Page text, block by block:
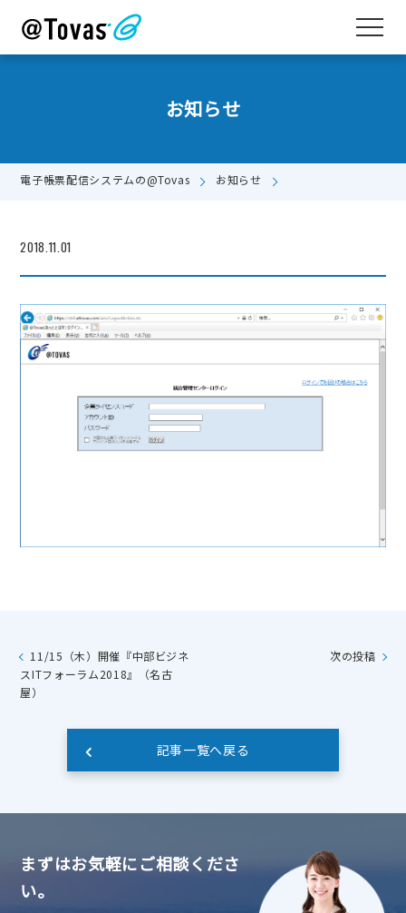
お知らせ
電子帳票配信システムの@Tovas お知らせ
2018.11.01
11/15（木）開催『中部ビジネ
スITフォーラム2018』（名古
屋）
次の投稿
記事一覧へ戻る
まずはお気軽にご相談くださ
い。